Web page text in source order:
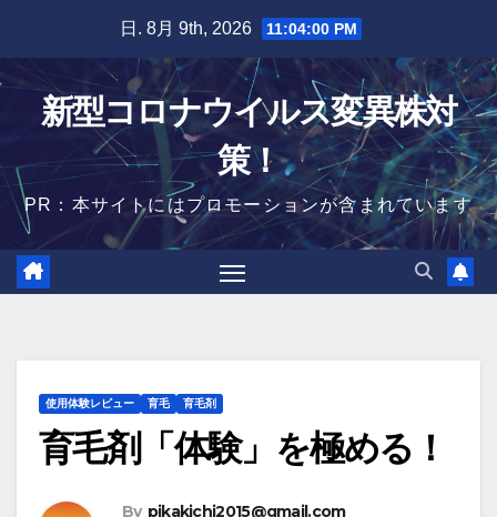
content
日. 8月 9th, 2026 11:04:01 PM
新型コロナウイルス変異株対
策！
PR：本サイトにはプロモーションが含まれています
使用体験レビュー 育毛 育毛剤
育毛剤「体験」を極める！
By pikakichi2015@gmail.com